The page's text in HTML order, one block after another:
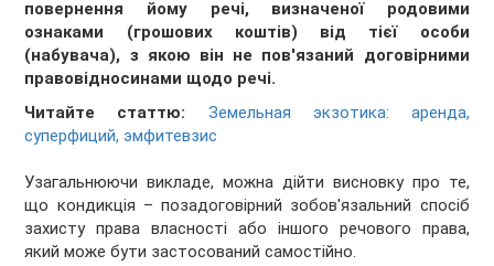
повернення йому речі, визначеної родовими
ознаками (грошових коштів) від тієї
особи
(набувача), з якою він не пов'язаний договірними
правовідносинами щодо речі.
Читайте статтю:
Земельная экзотика: аренда,
суперфиций, эмфитевзис
Узагальнюючи викладе, можна дійти висновку про те,
що кондикція – позадоговірний зобов'язальний спосіб
захисту права власності або іншого речового права,
який може бути застосований самостійно.